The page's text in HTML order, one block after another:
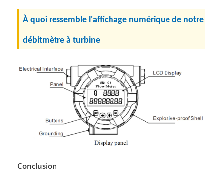
À quoi ressemble l'affichage numérique de notre
débitmètre à turbine
Conclusion